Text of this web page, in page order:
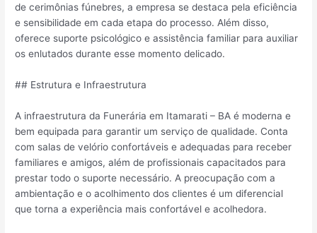
de cerimônias fúnebres, a empresa se destaca pela eficiência
e sensibilidade em cada etapa do processo. Além disso,
oferece suporte psicológico e assistência familiar para auxiliar
os enlutados durante esse momento delicado.
## Estrutura e Infraestrutura
A infraestrutura da Funerária em Itamarati – BA é moderna e
bem equipada para garantir um serviço de qualidade. Conta
com salas de velório confortáveis e adequadas para receber
familiares e amigos, além de profissionais capacitados para
prestar todo o suporte necessário. A preocupação com a
ambientação e o acolhimento dos clientes é um diferencial
que torna a experiência mais confortável e acolhedora.